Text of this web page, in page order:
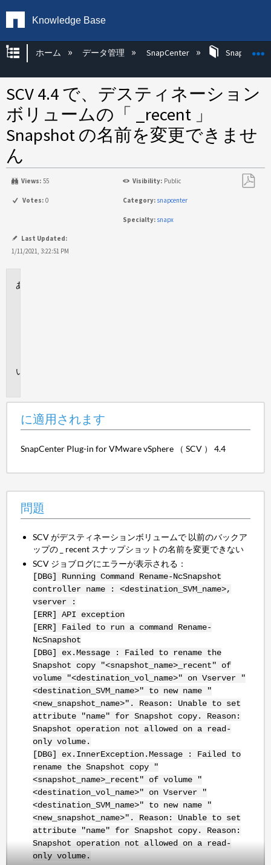
Knowledge Base
グローバル階層を展開/折りたたむ
ホーム データ管理 SnapCenter SnapCenter
SCV 4.4 で、デスティネーション
ボリュームの「 _recent 」
Snapshot の名前を変更できませ
ん
Views: 55 Visibility: Public
Votes: 0 Category: snapcenter
Specialty: snapx
Last Updated:
1/11/2021, 3:22:51 PM
に適用されます
SnapCenter Plug-in for VMware vSphere （ SCV ） 4.4
問題
SCV がデスティネーションボリュームで 以前のバックア
ップの _ recent スナップショットの名前を変更できない
SCV ジョブログにエラーが表示される：
[DBG] Running Command Rename-NcSnapshot
controller name : <destination_SVM_name>,
vserver :
[ERR] API exception
[ERR] Failed to run a command Rename-
NcSnapshot
[DBG] ex.Message : Failed to rename the
Snapshot copy "<snapshot_name>_recent" of
volume "<destination_vol_name>" on Vserver "
<destination_SVM_name>" to new name "
<new_snapshot_name>". Reason: Unable to set
attribute "name" for Snapshot copy. Reason:
Snapshot operation not allowed on a read-
only volume.
[DBG] ex.InnerException.Message : Failed to
rename the Snapshot copy "
<snapshot_name>_recent" of volume "
<destination_vol_name>" on Vserver "
<destination_SVM_name>" to new name "
<new_snapshot_name>". Reason: Unable to set
attribute "name" for Snapshot copy. Reason:
Snapshot operation not allowed on a read-
only volume.